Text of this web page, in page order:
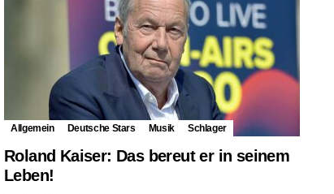
Allgemein Deutsche Stars Musik Schlager
Roland Kaiser: Das bereut er in seinem
Leben!